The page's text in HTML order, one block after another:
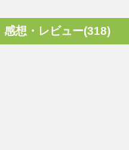
感想・レビュー(318)